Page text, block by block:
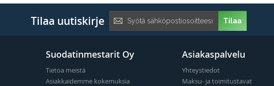
Tilaa uutiskirje
uutiskirje:
Tilaa
Suodatinmestarit Oy
Tietoa meistä
Asiakkaidemme kokemuksia
Asiakaspalvelu
Yhteystiedot
Maksu- ja toimitustavat